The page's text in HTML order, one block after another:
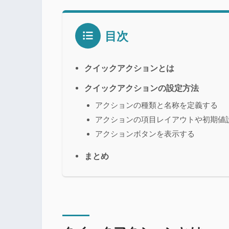
目次
クイックアクションとは
クイックアクションの設定方法
アクションの種類と名称を定義する
アクションの項目レイアウトや初期値
アクションボタンを表示する
まとめ